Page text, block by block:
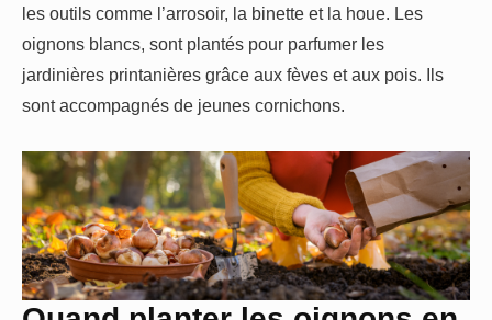
les outils comme l’arrosoir, la binette et la houe. Les
oignons blancs, sont plantés pour parfumer les
jardinières printanières grâce aux fèves et aux pois. Ils
sont accompagnés de jeunes cornichons.